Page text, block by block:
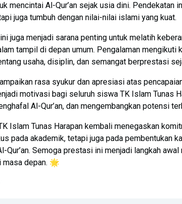
mencintai Al-Qur’an sejak usia dini. Pendekatan
juga tumbuh dengan nilai-nilai islami yang kuat.
juga menjadi sarana penting untuk melatih
tampil di depan umum. Pengalaman mengikuti
usaha, disiplin, dan semangat berprestasi
rasa syukur dan apresiasi atas
motivasi bagi seluruh siswa TK Islam Tunas
Al-Qur’an, dan mengembangkan potensi
Islam Tunas Harapan kembali menegaskan
pada akademik, tetapi juga pada pembentukan
Qur’an. Semoga prestasi ini menjadi langkah
depan. 🌟